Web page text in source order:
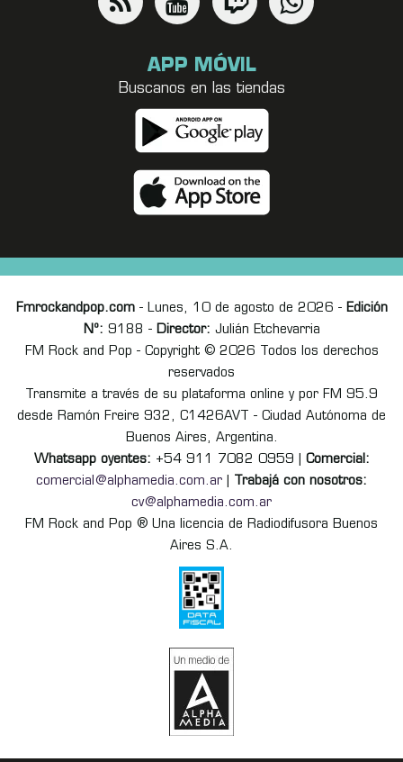
APP MÓVIL
Buscanos en las tiendas
Fmrockandpop.com- Lunes, 10 de agosto de 2026 - Edición
Nº: 9188 - Director: Julián Etchevarria
FM Rock and Pop - Copyright © 2026 Todos los derechos
reservados
Transmite a través de su plataforma online y por FM 95.9
desde Ramón Freire 932, C1426AVT - Ciudad Autónoma de
Buenos Aires, Argentina.
Whatsapp oyentes: +54 911 7082 0959 | Comercial:
comercial@alphamedia.com.ar
Trabajá con nosotros:
cv@alphamedia.com.ar
FM Rock and Pop ® Una licencia de Radiodifusora Buenos
Aires S.A.